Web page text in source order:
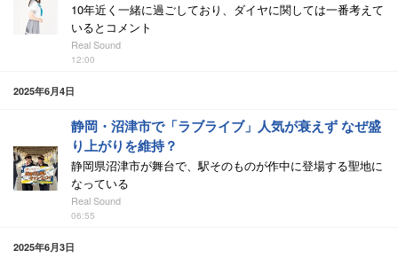
10年近く一緒に過ごしており、ダイヤに関しては一番考えて
いるとコメント
Real Sound
12:00
2025年6月4日
静岡・沼津市で「ラブライブ」人気が衰えず なぜ盛
り上がりを維持？
静岡県沼津市が舞台で、駅そのものが作中に登場する聖地に
なっている
Real Sound
06:55
2025年6月3日